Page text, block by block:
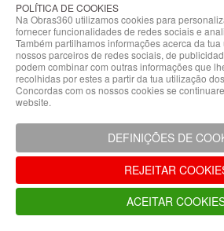
Condicionado
Acessórios
Climatização
Acessórios
Climatização
Hidráulicas
Controladores
Fixações e
Acessórios
Isolamento
para
Tubagem
POLÍTICA DE COOKIES
Na Obras360 utilizamos cookies para
fornecer funcionalidades de redes sociais e
Também partilhamos informações acerca da
nossos parceiros de redes sociais, de
podem combinar com outras informações que
recolhidas por estes a partir da tua utilização
Concordas com os nossos cookies se
website.
DEFINIÇÕES DE
REJEITAR
ACEITAR